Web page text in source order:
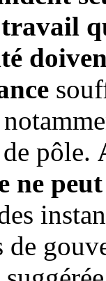
pôle.
ne
de